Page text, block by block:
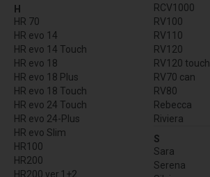
H
HR 70
HR evo 14
HR evo 14 Touch
HR evo 18
HR evo 18 Plus
HR evo 18 Touch
HR evo 24 Touch
HR evo 24-Plus
HR evo Slim
HR100
HR200
HR200 ver.1+2
RCV1000
RV100
RV110
RV120
RV120 touch
RV70 can
RV80
Rebecca
Riviera
S
Sara
Serena